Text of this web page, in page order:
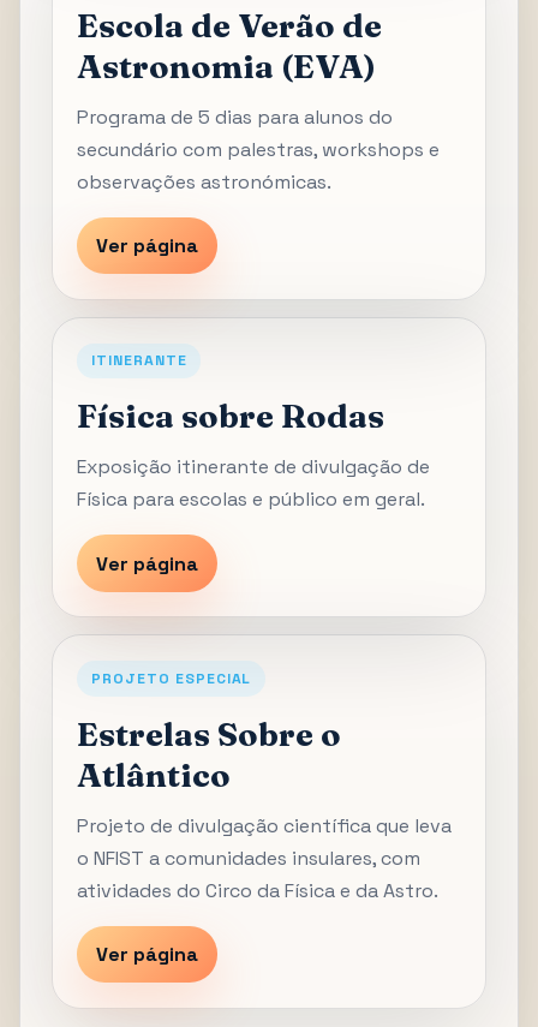
Escola de Verão de
Astronomia (EVA)
Programa de 5 dias para alunos do
secundário com palestras, workshops e
observações astronómicas.
Ver página
ITINERANTE
Física sobre Rodas
Exposição itinerante de divulgação de
Física para escolas e público em geral.
Ver página
PROJETO ESPECIAL
Estrelas Sobre o
Atlântico
Projeto de divulgação científica que leva
o NFIST a comunidades insulares, com
atividades do Circo da Física e da Astro.
Ver página